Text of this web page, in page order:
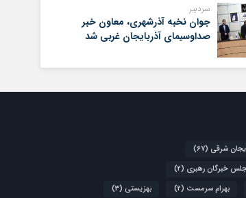
سردبیر
جوان نخبه آذرشهری، معاون خبر
صداوسیمای آذربایجان غربی شد
شرقی (67)
خبرگان رهبری (2)
بهرام سرمست (2) بهزیستی (3)